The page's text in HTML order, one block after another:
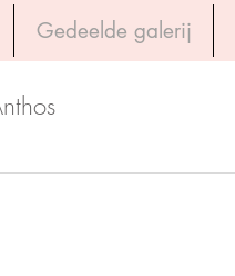
Gedeelde galerij